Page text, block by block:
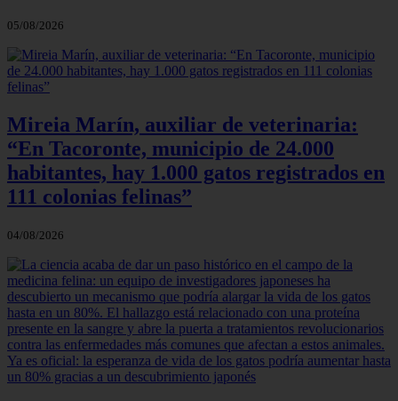
05/08/2026
Mireia Marín, auxiliar de veterinaria:
“En Tacoronte, municipio de 24.000
habitantes, hay 1.000 gatos registrados en
111 colonias felinas”
04/08/2026